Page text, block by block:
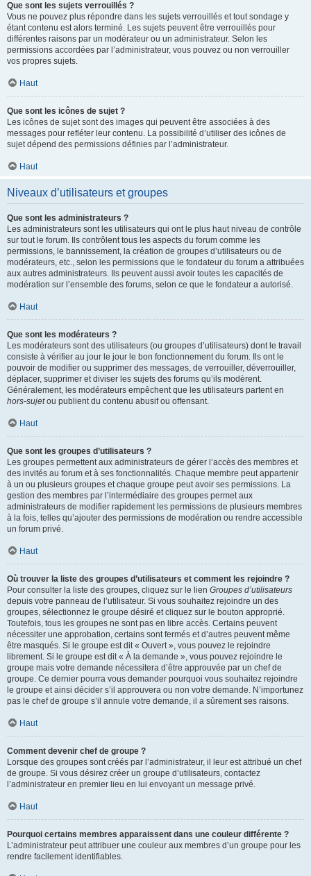
Que sont les sujets verrouillés ?
Vous ne pouvez plus répondre dans les sujets verrouillés et tout sondage y
étant contenu est alors terminé. Les sujets peuvent être verrouillés pour
différentes raisons par un modérateur ou un administrateur. Selon les
permissions accordées par l’administrateur, vous pouvez ou non verrouiller
vos propres sujets.
Haut
Que sont les icônes de sujet ?
Les icônes de sujet sont des images qui peuvent être associées à des
messages pour refléter leur contenu. La possibilité d’utiliser des icônes de
sujet dépend des permissions définies par l’administrateur.
Haut
Niveaux d’utilisateurs et groupes
Que sont les administrateurs ?
Les administrateurs sont les utilisateurs qui ont le plus haut niveau de contrôle
sur tout le forum. Ils contrôlent tous les aspects du forum comme les
permissions, le bannissement, la création de groupes d’utilisateurs ou de
modérateurs, etc., selon les permissions que le fondateur du forum a attribuées
aux autres administrateurs. Ils peuvent aussi avoir toutes les capacités de
modération sur l’ensemble des forums, selon ce que le fondateur a autorisé.
Haut
Que sont les modérateurs ?
Les modérateurs sont des utilisateurs (ou groupes d’utilisateurs) dont le travail
consiste à vérifier au jour le jour le bon fonctionnement du forum. Ils ont le
pouvoir de modifier ou supprimer des messages, de verrouiller, déverrouiller,
déplacer, supprimer et diviser les sujets des forums qu’ils modèrent.
Généralement, les modérateurs empêchent que les utilisateurs partent en
hors-sujetou publient du contenu abusif ou offensant.
Haut
Que sont les groupes d’utilisateurs ?
Les groupes permettent aux administrateurs de gérer l’accès des membres et
des invités au forum et à ses fonctionnalités. Chaque membre peut appartenir
à un ou plusieurs groupes et chaque groupe peut avoir ses permissions. La
gestion des membres par l’intermédiaire des groupes permet aux
administrateurs de modifier rapidement les permissions de plusieurs membres
à la fois, telles qu’ajouter des permissions de modération ou rendre accessible
un forum privé.
Haut
Où trouver la liste des groupes d’utilisateurs et comment les rejoindre ?
Pour consulter la liste des groupes, cliquez sur le lien Groupes d’utilisateurs
depuis votre panneau de l’utilisateur. Si vous souhaitez rejoindre un des
groupes, sélectionnez le groupe désiré et cliquez sur le bouton approprié.
Toutefois, tous les groupes ne sont pas en libre accès. Certains peuvent
nécessiter une approbation, certains sont fermés et d’autres peuvent même
être masqués. Si le groupe est dit « Ouvert », vous pouvez le rejoindre
librement. Si le groupe est dit « À la demande », vous pouvez rejoindre le
groupe mais votre demande nécessitera d’être approuvée par un chef de
groupe. Ce dernier pourra vous demander pourquoi vous souhaitez rejoindre
le groupe et ainsi décider s’il approuvera ou non votre demande. N’importunez
pas le chef de groupe s’il annule votre demande, il a sûrement ses raisons.
Haut
Comment devenir chef de groupe ?
Lorsque des groupes sont créés par l’administrateur, il leur est attribué un chef
de groupe. Si vous désirez créer un groupe d’utilisateurs, contactez
l’administrateur en premier lieu en lui envoyant un message privé.
Haut
Pourquoi certains membres apparaissent dans une couleur différente ?
L’administrateur peut attribuer une couleur aux membres d’un groupe pour les
rendre facilement identifiables.